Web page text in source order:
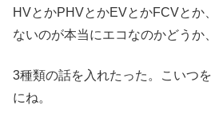
HVとかPHVとかEVとかFCVとか
ないのが本当にエコなのかどうか
3種類の話を入れたった。こいつ
にね。